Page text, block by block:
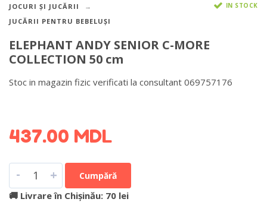
JOCURI ȘI JUCĂRII
JUCĂRII PENTRU BEBELUȘI
IN STOCK
ELEPHANT ANDY SENIOR C-MORE
COLLECTION 50 cm
Stoc in magazin fizic verificati la consultant 069757176
437.00 MDL
- + Cumpără
🚚 Livrare în Chișinău: 70 lei